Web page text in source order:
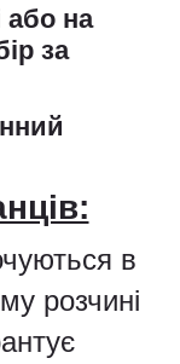
або на
за
в
розчині